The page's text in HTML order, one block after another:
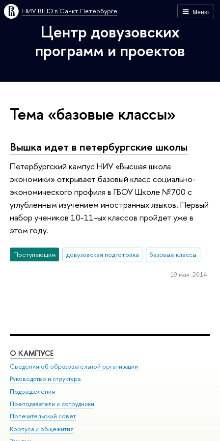
Меню
НИУ ВШЭ в Санкт-Петербурге
Центр довузовских
программ и проектов
Тема «базовые классы»
Вышка идет в петербургские школы
Петербургский кампус НИУ «Высшая школа
экономики» открывает базовый класс социально-
экономического профиля в ГБОУ Школе №700 с
углубленным изучением иностранных языков. Первый
набор учеников 10-11-ых классов пройдет уже в
этом году.
Поступающим довузовская подготовка базовые классы
19 мая 2014
О КАМПУСЕ
Сведения об образовательной организации
Руководство и структура
Подразделения
Преподаватели и сотрудники
Попечительский совет
Корпуса и общежития